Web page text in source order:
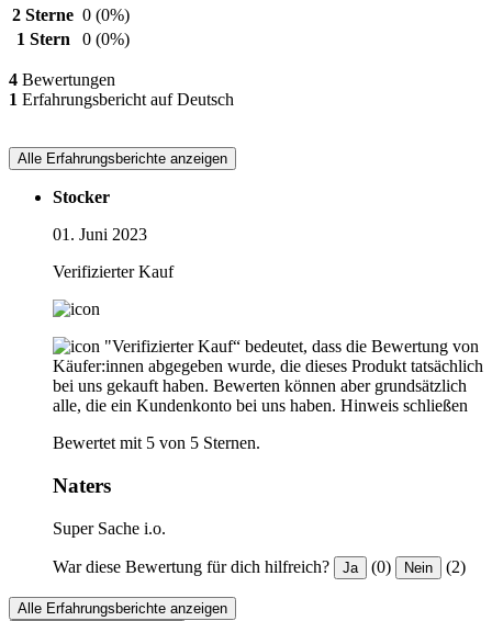
2 Sterne 0 (0%)
1 Stern
0 (0%)
4 Bewertungen
1 Erfahrungsbericht auf Deutsch
Alle Erfahrungsberichte anzeigen
Stocker
01. Juni 2023
Verifizierter Kauf
"Verifizierter Kauf“ bedeutet, dass die Bewertung von
Käufer:innen abgegeben wurde, die dieses Produkt tatsächlich
bei uns gekauft haben. Bewerten können aber grundsätzlich
alle, die ein Kundenkonto bei uns haben. Hinweis schließen
Bewertet mit 5 von 5 Sternen.
Naters
Super Sache i.o.
War diese Bewertung für dich hilfreich? Ja (0) Nein (2)
Alle Erfahrungsberichte anzeigen